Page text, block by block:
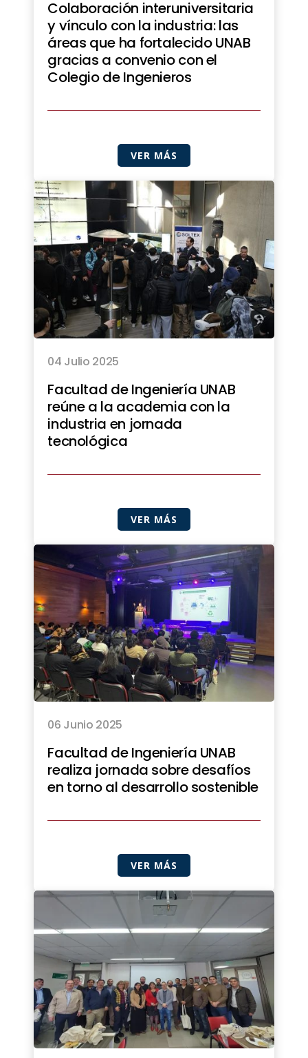
Colaboración interuniversitaria
y vínculo con la industria: las
áreas que ha fortalecido UNAB
gracias a convenio con el
Colegio de Ingenieros
VER MÁS
04 Julio 2025
Facultad de Ingeniería UNAB
reúne a la academia con la
industria en jornada
tecnológica
VER MÁS
06 Junio 2025
Facultad de Ingeniería UNAB
realiza jornada sobre desafíos
en torno al desarrollo sostenible
VER MÁS